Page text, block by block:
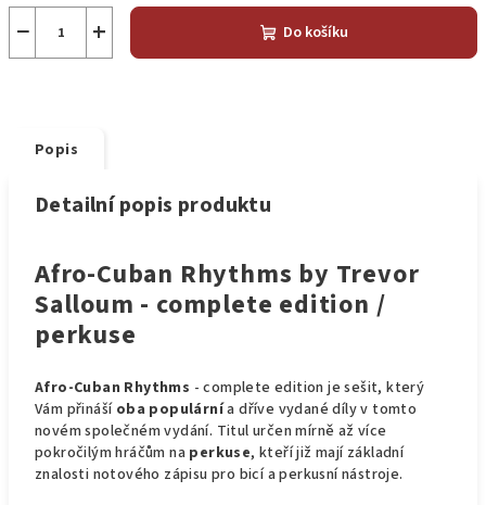
+
− Do košíku
Popis
Detailní popis produktu
Afro-Cuban Rhythms by Trevor
Salloum - complete edition /
perkuse
Afro-Cuban Rhythms - complete edition je sešit, který
Vám přináší oba populárnía dříve vydané díly v tomto
novém společném vydání. Titul určen mírně až více
pokročilým hráčům na perkuse, kteří již mají základní
znalosti notového zápisu pro bicí a perkusní nástroje.